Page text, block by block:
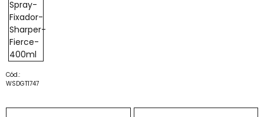
Cód.:
WSDGT1747